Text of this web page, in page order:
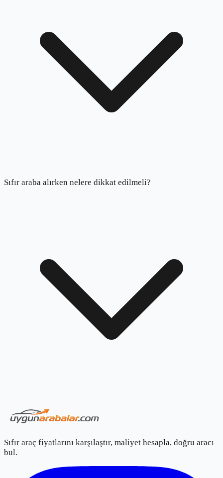
Sıfır araba alırken nelere dikkat edilmeli?
Sıfır araç fiyatlarını karşılaştır, maliyet hesapla, doğru aracı
bul.